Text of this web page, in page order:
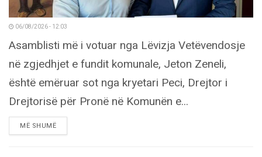
06/08/2026 - 12:03
Asamblisti më i votuar nga Lëvizja Vetëvendosje
në zgjedhjet e fundit komunale, Jeton Zeneli,
është emëruar sot nga kryetari Peci, Drejtor i
Drejtorisë për Pronë në Komunën e...
MË SHUMËDETAILS